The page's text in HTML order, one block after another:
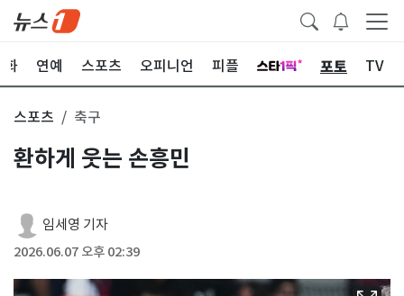
화 연예 스포츠 오피니언 피플 포토 TV
스포츠 축구
환하게 웃는 손흥민
임세영 기자
2026.06.07 오후 02:39